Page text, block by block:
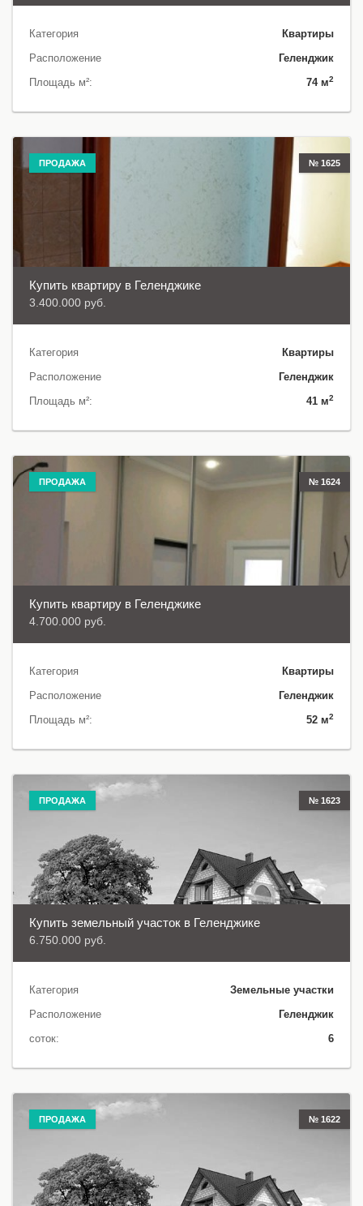
Категория
Квартиры
Расположение
Геленджик
Площадь м²:
74 м2
ПРОДАЖА № 1625
Купить квартиру в Геленджике
3.400.000 руб.
Категория
Квартиры
Расположение
Геленджик
Площадь м²:
41 м2
ПРОДАЖА № 1624
Купить квартиру в Геленджике
4.700.000 руб.
Категория
Квартиры
Расположение
Геленджик
Площадь м²:
52 м2
ПРОДАЖА № 1623
Купить земельный участок в Геленджике
6.750.000 руб.
Категория
Земельные участки
Расположение
Геленджик
соток:
6
ПРОДАЖА № 1622